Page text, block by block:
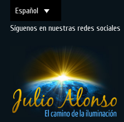
Español
Síguenos en nuestras redes sociales